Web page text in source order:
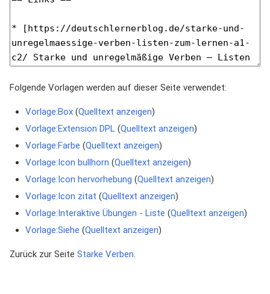
Folgende Vorlagen werden auf dieser Seite verwendet:
Vorlage:Box(Quelltext anzeigen)
Vorlage:Extension DPL(Quelltext anzeigen)
Vorlage:Farbe (Quelltext anzeigen)
Vorlage:Icon bullhorn (Quelltext anzeigen)
Vorlage:Icon hervorhebung (Quelltext anzeigen)
Vorlage:Icon zitat (Quelltext anzeigen)
Vorlage:Interaktive Übungen - Liste (Quelltext anzeigen)
Vorlage:Siehe (Quelltext anzeigen)
Zurück zur Seite Starke Verben.